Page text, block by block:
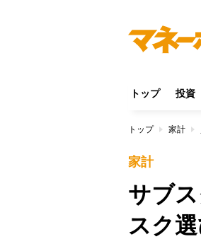
トップ 投資
トップ 家計
家計
サブ
スク